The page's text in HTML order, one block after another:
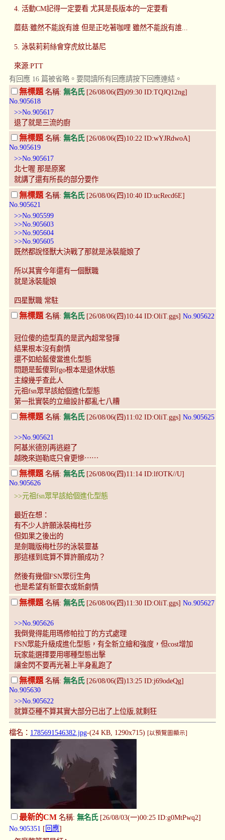
4. 活動CM記得一定要看 尤其是長版本的一定要看
蘑菇:雖然不能說有誰 但是正吃著咖哩 雖然不能說有誰...
5. 泳裝莉莉絲會穿虎紋比基尼
來源:PTT
有回應 16 篇被省略。要閱讀所有回應請按下回應連結。
無標題 名稱: 無名氏[26/08/06(四)09:30 ID:TQJQ12ng]
No.905618
>>No.905617
退了就是三流的廚
無標題名稱: 無名氏[26/08/06(四)10:22 ID:wYJRdwoA]
No.905619
>>No.905617
北七喔 那是原案
就講了還有所長的部分要作
無標題 名稱: 無名氏[26/08/06(四)10:40 ID:ucRecd6E]
No.905621
>>No.905599
>>No.905603
>>No.905604
>>No.905605
既然都說怪獸大決戰了那就是泳裝龍娘了
所以其實今年還有一個獸職
就是泳裝龍娘
四星獸職 常駐
無標題 名稱: 無名氏[26/08/06(四)10:44 ID:OliT.ggs] No.905622
冠位傻的造型真的是武內超常發揮
結果根本沒有劇情
還不如給藍傻當進化型態
問題是藍傻到fgo根本是退休狀態
主線幾乎查此人
元祖fsn眾早該給個進化型態
第一批實裝的立繪設計都亂七八糟
無標題 名稱: 無名氏[26/08/06(四)11:02 ID:OliT.ggs] No.905625
>>No.905621
阿基米德別再逃避了
越晚來迦勒底只會更慘⋯⋯
無標題名稱: 無名氏[26/08/06(四)11:14 ID:lfOTK//U]
No.905626
>>元祖fsn眾早該給個進化型態
最近在想：
有不少人許願泳裝梅杜莎
但如果之後出的
是劍職版梅杜莎的泳裝靈基
那這樣到底算不算許願成功？
然後有幾個FSN眾衍生角
也是希望有新靈衣或新劇情
無標題 名稱: 無名氏[26/08/06(四)11:30 ID:OliT.ggs] No.905627
>>No.905626
我倒覺得能用瑪修帕拉丁的方式處理
FSN眾能升級成進化型態，有全新立繪和強度，但cost增加
玩家能選擇要用哪種型態出擊
讓金閃不要再光著上半身亂跑了
無標題 名稱: 無名氏[26/08/06(四)13:25 ID:j69odeQg]
No.905630
>>No.905622
就算亞種不算其實大部分已出了上位版,就剩狂
檔名： 1785691546382.jpg-(24 KB, 1290x715) [以預覽圖顯示]
最新的CM 名稱: 無名氏[26/08/03(一)00:25 ID:g0MtPwq2]
No.905351 [ 回應]